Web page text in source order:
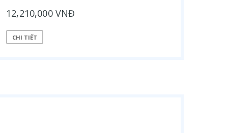
12,210,000 VNĐ
CHI TIẾT